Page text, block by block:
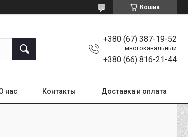
Кошик
+380 (67) 387-19-52
многоканальный
+380 (66) 816-21-44
нас Контакты Доставка и оплата